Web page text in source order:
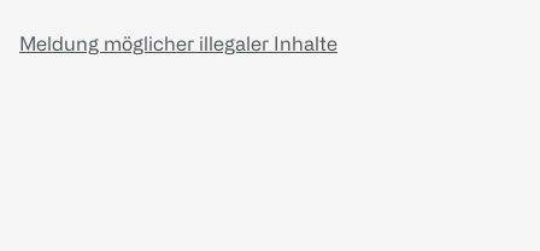
Meldung möglicher illegaler Inhalte